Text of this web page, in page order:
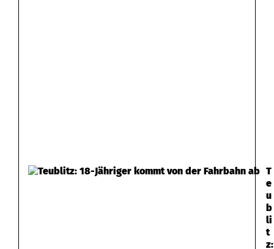
T
e
u
b
li
t
z: